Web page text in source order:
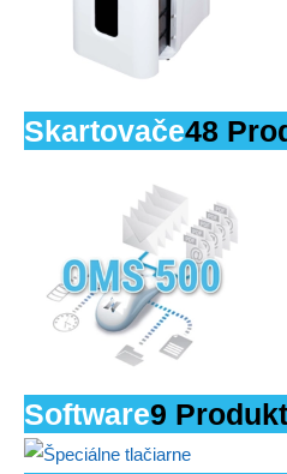
Skartovače48
Software9